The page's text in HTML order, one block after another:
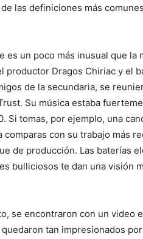
las definiciones más
es un poco más inusual que la
productor Dragos Chiriac y el
de la secundaria, se
Su música estaba
Si tomas, por ejemplo, una
con su trabajo más
de producción. Las baterías
bulliciosos te dan una visión
se encontraron con un video
tan impresionados